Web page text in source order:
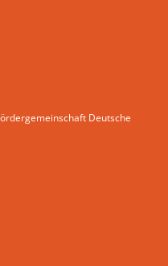
Deutsche